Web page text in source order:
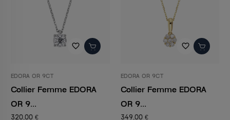
favorite_border
EDORA OR 9CT
Collier Femme EDORA
OR 9...
320,00 €
favorite_border
EDORA OR 9CT
Collier Femme EDORA
OR 9...
349,00 €